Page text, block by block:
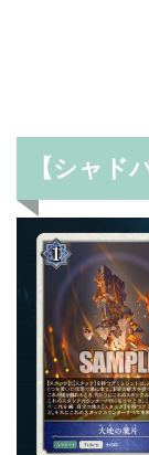
【シャド